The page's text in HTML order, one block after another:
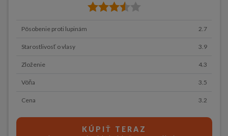
Pôsobenie proti lupinám 2.7
Starostlivosť o vlasy 3.9
Zloženie 4.3
Vôňa 3.5
Cena 3.2
KÚPIŤ TERAZ